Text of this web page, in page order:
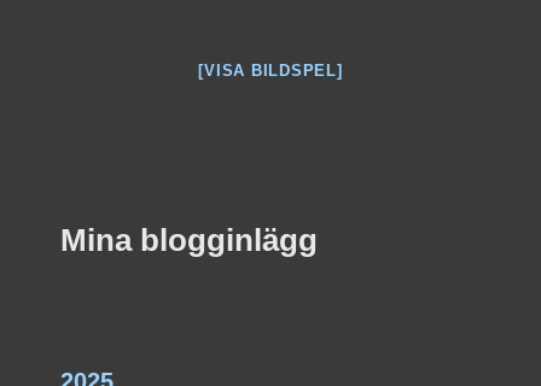
[VISA BILDSPEL]
Mina blogginlägg